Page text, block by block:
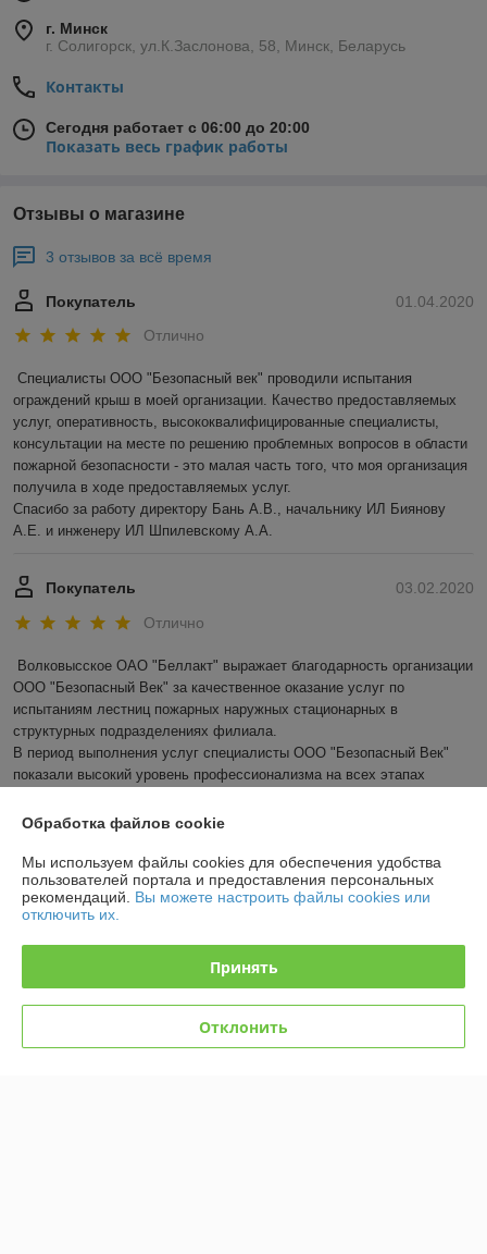
г. Минск
г. Солигорск, ул.К.Заслонова, 58, Минск, Беларусь
Контакты
Сегодня работает с 06:00 до 20:00
Показать весь график работы
Отзывы о магазине
3 отзывов за всё время
01.04.2020
Покупатель
Отлично
Специалисты ООО "Безопасный век" проводили испытания
ограждений крыш в моей организации. Качество предоставляемых
услуг, оперативность, высококвалифицированные специалисты,
консультации на месте по решению проблемных вопросов в области
пожарной безопасности - это малая часть того, что моя организация
получила в ходе предоставляемых услуг.
Спасибо за работу директору Бань А.В., начальнику ИЛ Биянову
А.Е. и инженеру ИЛ Шпилевскому А.А.
03.02.2020
Покупатель
Отлично
Волковысское ОАО "Беллакт" выражает благодарность организации
ООО "Безопасный Век" за качественное оказание услуг по
испытаниям лестниц пожарных наружных стационарных в
структурных подразделениях филиала.
В период выполнения услуг специалисты ООО "Безопасный Век"
показали высокий уровень профессионализма на всех этапах
оперативно, в кратчайшие сроки, и в полном объеме.
Показать все отзывы
Контакты
Обработка файлов cookie
Мы используем файлы cookies для обеспечения удобства
пользователей портала и предоставления персональных
рекомендаций. Вы можете настроить файлы cookies или
отключить их.
Принять
Отклонить